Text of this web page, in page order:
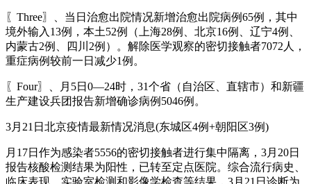
〖Three〗、当日治愈出院情况新增治愈出院病例65例，其中
境外输入13例，本土52例（上海28例、北京16例、辽宁4例、
内蒙古2例、四川2例）。解除医学观察的密切接触者7072人，
重症病例较前一日减少1例。
〖Four〗、月5日0—24时，31个省（自治区、直辖市）和新疆
生产建设兵团报告新增确诊病例5046例。
3月21日北京疫情最新情况消息(东城区4例+朝阳区3例)
月17日作为感染者5556的密切接触者进行集中隔离，3月20日
报告核酸检测结果为阳性，已转至定点医院。综合流行病史、
临床表现、实验室检测和影像学检查等结果，3月21日诊断为